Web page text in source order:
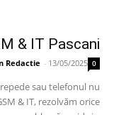
& IT Pascani
Redactie - 13/05/2025 0
sau telefonul nu
& IT, rezolvăm orice